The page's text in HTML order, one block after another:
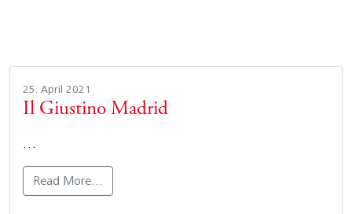
25. April 2021
Il Giustino Madrid
…
Read More…